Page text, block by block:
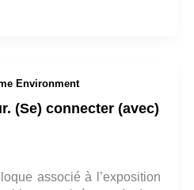
Environment
(Se) connecter (avec)
associé à l’exposition